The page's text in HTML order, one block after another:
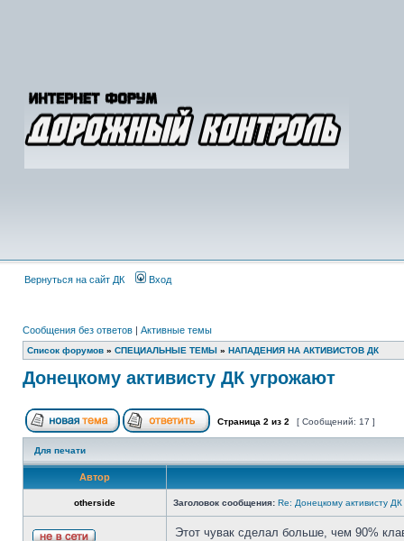
Вернуться на сайт ДК Вход
Сообщения без ответов | Активные темы
Список форумов » СПЕЦИАЛЬНЫЕ ТЕМЫ » НАПАДЕНИЯ НА АКТИВИСТОВ ДК
Донецкому активисту ДК угрожают
Страница 2 из 2 [ Сообщений: 17 ]
Для печати
Автор
otherside Заголовок сообщения: Re: Донецкому активисту
Этот чувак сделал больше, чем 90%